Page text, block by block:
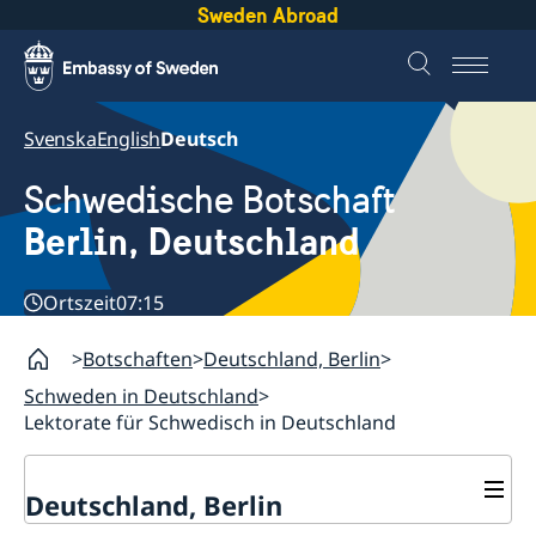
Sweden Abroad
SvenskaEnglishDeutsch
Schwedische Botschaft
Berlin, Deutschland
Ortszeit07:15
Botschaften Deutschland, Berlin
Schweden in Deutschland
Lektorate für Schwedisch in Deutschland
Deutschland, Berlin